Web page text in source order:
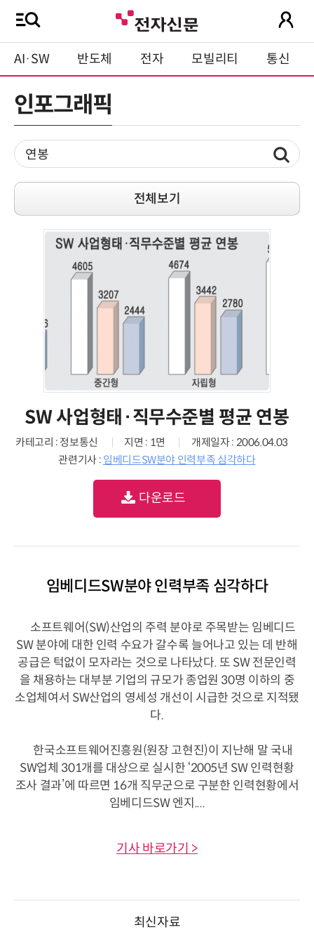
AI·SW 반도체 전자 모빌리티 통신
인포그래픽
전체보기
SW 사업형태·직무수준별 평균 연봉
카테고리 : 정보통신 지면 : 1면
개제일자 : 2006.04.03
관련기사 : 임베디드SW분야 인력부족 심각하다
다운로드
임베디드SW분야 인력부족 심각하다
소프트웨어(SW)산업의 주력 분야로 주목받는 임베디드
SW 분야에 대한 인력 수요가 갈수록 늘어나고 있는 데 반해
공급은 턱없이 모자라는 것으로 나타났다. 또 SW 전문인력
을 채용하는 대부분 기업의 규모가 종업원 30명 이하의 중
소업체여서 SW산업의 영세성 개선이 시급한 것으로 지적됐
다.
한국소프트웨어진흥원(원장 고현진)이 지난해 말 국내
SW업체 301개를 대상으로 실시한 ‘2005년 SW 인력현황
조사 결과’에 따르면 16개 직무군으로 구분한 인력현황에서
임베디드SW 엔지....
기사 바로가기 >
최신자료